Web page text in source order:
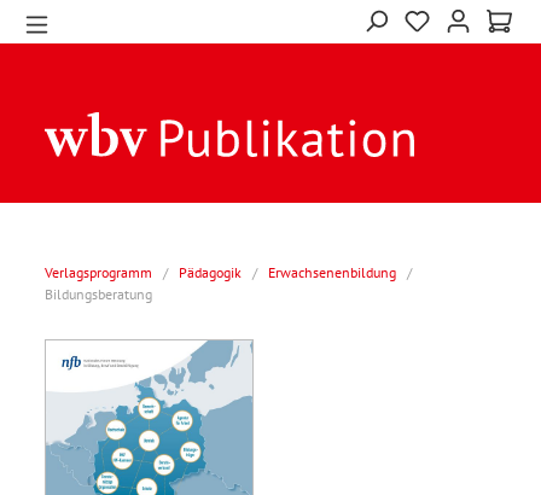
Verlagsprogramm / Pädagogik / Erwachsenenbildung /
Bildungsberatung